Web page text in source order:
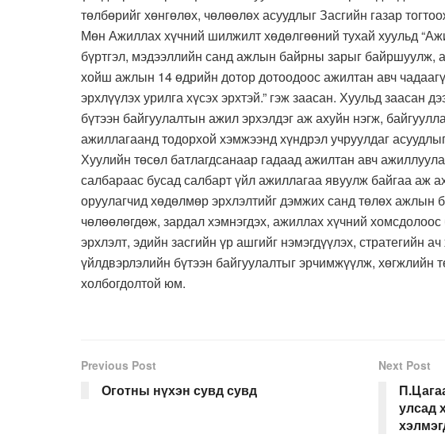
төлбөрийг хөнгөлөх, чөлөөлөх асуудлыг Засгийн газар
Мөн Ажиллах хүчний шилжилт хөдөлгөөний тухай хуульд
бүртгэл, мэдээллийн санд ажлын байрны зарыг байршуулж,
хойш ажлын 14 өдрийн дотор дотоодоос ажилтан авч
эрхлүүлэх урилга хүсэх эрхтэй.” гэж заасан. Хуульд заасан
бүтээн байгуулалтын ажил эрхэлдэг аж ахуйн нэгж,
ажиллагаанд тодорхой хэмжээнд хүндрэл учруулдаг
Хуулийн төсөл батлагдсанаар гадаад ажилтан авч
салбараас бусад салбарт үйл ажиллагаа явуулж байгаа аж
оруулагчид хөдөлмөр эрхлэлтийг дэмжих санд төлөх ажлын
чөлөөлөгдөж, зардал хэмнэгдэх, ажиллах хүчний
эрхлэлт, эдийн засгийн үр ашгийг нэмэгдүүлэх, стратегийн
үйлдвэрлэлийн бүтээн байгуулалтыг эрчимжүүлж, хөгжлийн
холбогдолтой юм.
Previous Post
Оготны нүхэн сувд сувд
Next Post
улсад